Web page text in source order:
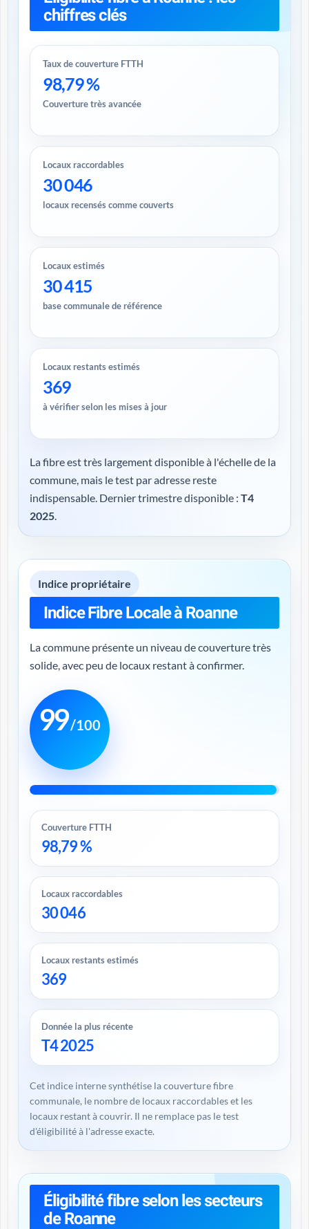
chiffres clés
Taux de couverture FTTH
98,79 %
Couverture très avancée
Locaux raccordables
30 046
locaux recensés comme couverts
Locaux estimés
30 415
base communale de référence
Locaux restants estimés
369
à vérifier selon les mises à jour
La fibre est très largement disponible à l'échelle de la
commune, mais le test par adresse reste
indispensable. Dernier trimestre disponible : T4
2025.
Indice propriétaire
Indice Fibre Locale à Roanne
La commune présente un niveau de couverture très
solide, avec peu de locaux restant à confirmer.
99/100
Couverture FTTH
98,79 %
Locaux raccordables
30 046
Locaux restants estimés
369
Donnée la plus récente
T4 2025
Cet indice interne synthétise la couverture fibre
communale, le nombre de locaux raccordables et les
locaux restant à couvrir. Il ne remplace pas le test
d'éligibilité à l'adresse exacte.
Éligibilité fibre selon les secteurs
de Roanne